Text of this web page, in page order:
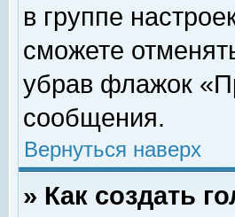
в группе
сможете
убрав флажок
сообщения.
Вернуться наверх
» Как создать